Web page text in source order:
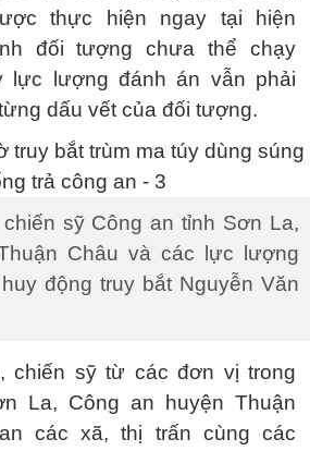
thực hiện ngay tại hiện
đối tượng chưa thể chạy
lực lượng đánh án vẫn phải
dấu vết của đối tượng.
sỹ Công an tỉnh Sơn La,
Châu và các lực lượng
động truy bắt Nguyễn Văn
chiến sỹ từ các đơn vị trong
La, Công an huyện Thuận
các xã, thị trấn cùng các